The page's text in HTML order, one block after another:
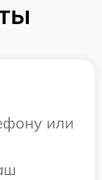
или